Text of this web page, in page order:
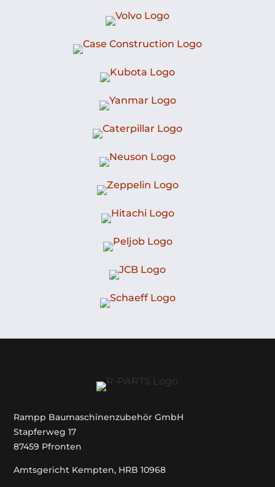
Rampp Baumaschinenzubehör GmbH
Stapferweg 17
87459 Pfronten
Amtsgericht Kempten, HRB 10968